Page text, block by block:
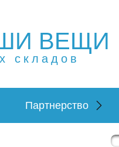
хранения.
Складовка
ВЕЩИ
складов
Партнерство